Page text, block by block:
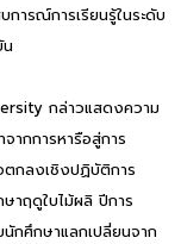
การณ์การเรียนรู้ในระดับ
กล่าวแสดงความ
ากการหารือสู่การ
ตกลงเชิงปฏิบัติการ
าฤดูใบไม้ผลิ ปีการ
กศึกษาแลกเปลี่ยนจาก